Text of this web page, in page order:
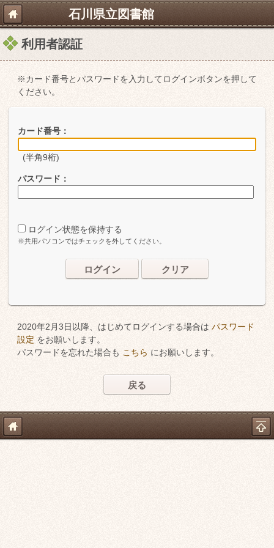
石川県立図書館
利用者認証
※カード番号とパスワードを入力してログインボタンを押して
ください。
カード番号：
(半角9桁)
パスワード：
ログイン状態を保持する
※共用パソコンではチェックを外してください。
ログイン クリア
2020年2月3日以降、はじめてログインする場合は パスワード
設定 をお願いします。
パスワードを忘れた場合も こちら にお願いします。
戻る